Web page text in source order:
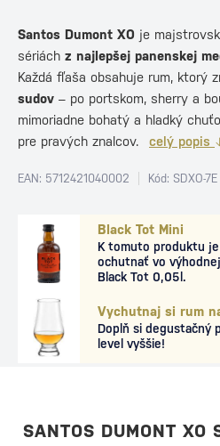
Black Tot Mini
K tomuto produktu
ochutnať vo
Black Tot 0,05l.
Vychutnaj si rum
Doplň si degustačný
level vyššie!
Santos Dumont XO je
sériách z najlepšej panenskej
Každá fľaša obsahuje rum, ktorý
sudov – po portskom, sherry a
mimoriadne bohatý a hladký
pre pravých znalcov.
celý popis
EAN: 5712421040002 Kód: SDXO-7E
SANTOS DUMONT XO